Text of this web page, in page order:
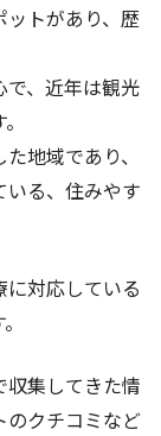
トがあり、歴
、近年は観光
地域であり、
る、住みやす
対応している
集してきた情
のクチコミなど